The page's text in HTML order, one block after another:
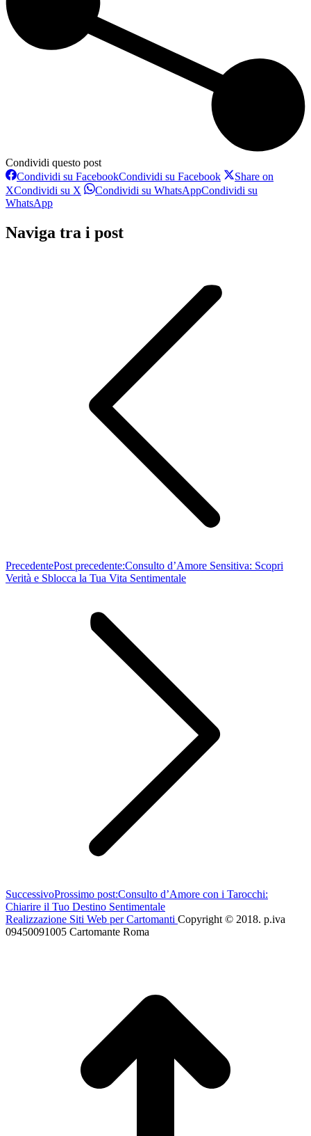
Condividi questo post
Condividi su FacebookCondividi su Facebook
Share on
XCondividi su X Condividi su WhatsAppCondividi su
WhatsApp
Naviga tra i post
PrecedentePost precedente:Consulto d’Amore Sensitiva: Scopri
Verità e Sblocca la Tua Vita Sentimentale
SuccessivoProssimo post:Consulto d’Amore con i Tarocchi:
Chiarire il Tuo Destino Sentimentale
Realizzazione Siti Web per Cartomanti Copyright © 2018. p.iva
09450091005 Cartomante Roma